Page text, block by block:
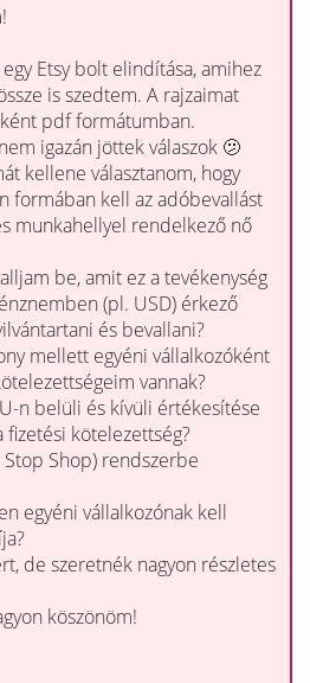
Etsy bolt elindítása, amihez
is szedtem. A rajzaimat
pdf formátumban.
igazán jöttek válaszok 🫤
kellene választanom, hogy
formában kell az adóbevallást
munkahellyel rendelkező nő
be, amit ez a tevékenység
(pl. USD) érkező
és bevallani?
mellett egyéni vállalkozóként
vannak?
n belüli és kívüli értékesítése
kötelezettség?
Stop Shop) rendszerbe
egyéni vállalkozónak kell
de szeretnék nagyon részletes
köszönöm!